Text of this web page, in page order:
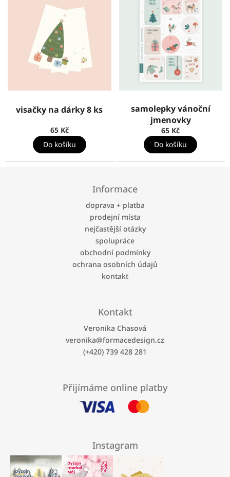
visačky na dárky 8 ks
65 Kč
Do košíku
samolepky vánoční
jmenovky
65 Kč
Do košíku
Informace
doprava + platba
prodejní místa
nejčastější otázky
spolupráce
obchodní podmínky
ochrana osobních údajů
kontakt
Kontakt
Veronika Chasová
veronika@formacedesign.cz
(+420) 739 428 281
Přijímáme online platby
Instagram